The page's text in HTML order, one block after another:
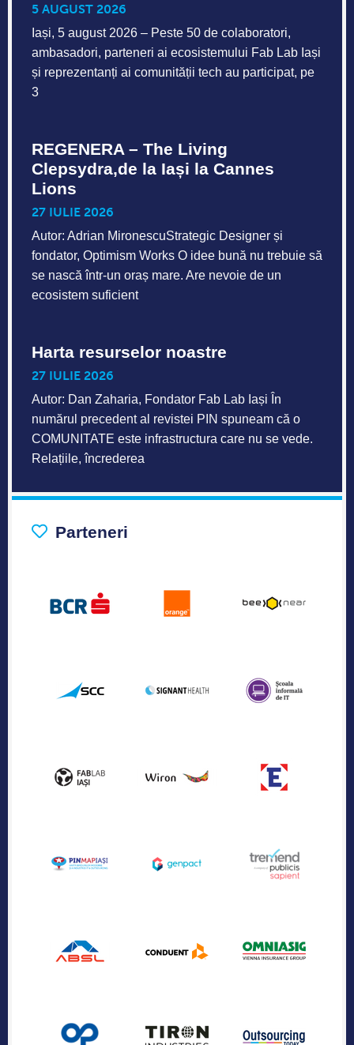
5 AUGUST 2026
Iași, 5 august 2026 – Peste 50 de colaboratori,
ambasadori, parteneri ai ecosistemului Fab Lab Iași
și reprezentanți ai comunității tech au participat, pe
3
REGENERA – The Living
Clepsydra,de la Iași la Cannes
Lions
27 IULIE 2026
Autor: Adrian MironescuStrategic Designer și
fondator, Optimism Works O idee bună nu trebuie să
se nască într-un oraș mare. Are nevoie de un
ecosistem suficient
Harta resurselor noastre
27 IULIE 2026
Autor: Dan Zaharia, Fondator Fab Lab Iași În
numărul precedent al revistei PIN spuneam că o
COMUNITATE este infrastructura care nu se vede.
Relațiile, încrederea
Parteneri